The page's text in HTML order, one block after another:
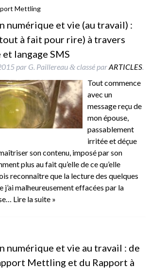
Mettling
numérique et vie (au travail) :
à fait pour rire) à travers
langage SMS
par G. Paillereau &classé parARTICLES.
Tout commence
avec un
message reçu de
mon épouse,
passablement
irritée et déçue
son contenu, imposé par son
plus au fait qu’elle de ce qu’elle
reconnaître que la lecture des quelques
j’ai malheureusement effacées par la
Lire la suite »
numérique et vie au travail : de
Mettling et du Rapport à